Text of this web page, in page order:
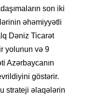
son iki
əhəmiyyətli
Dəniz Ticarət
yolunun və 9
Azərbaycanın
göstərir.
strateji əlaqələrin